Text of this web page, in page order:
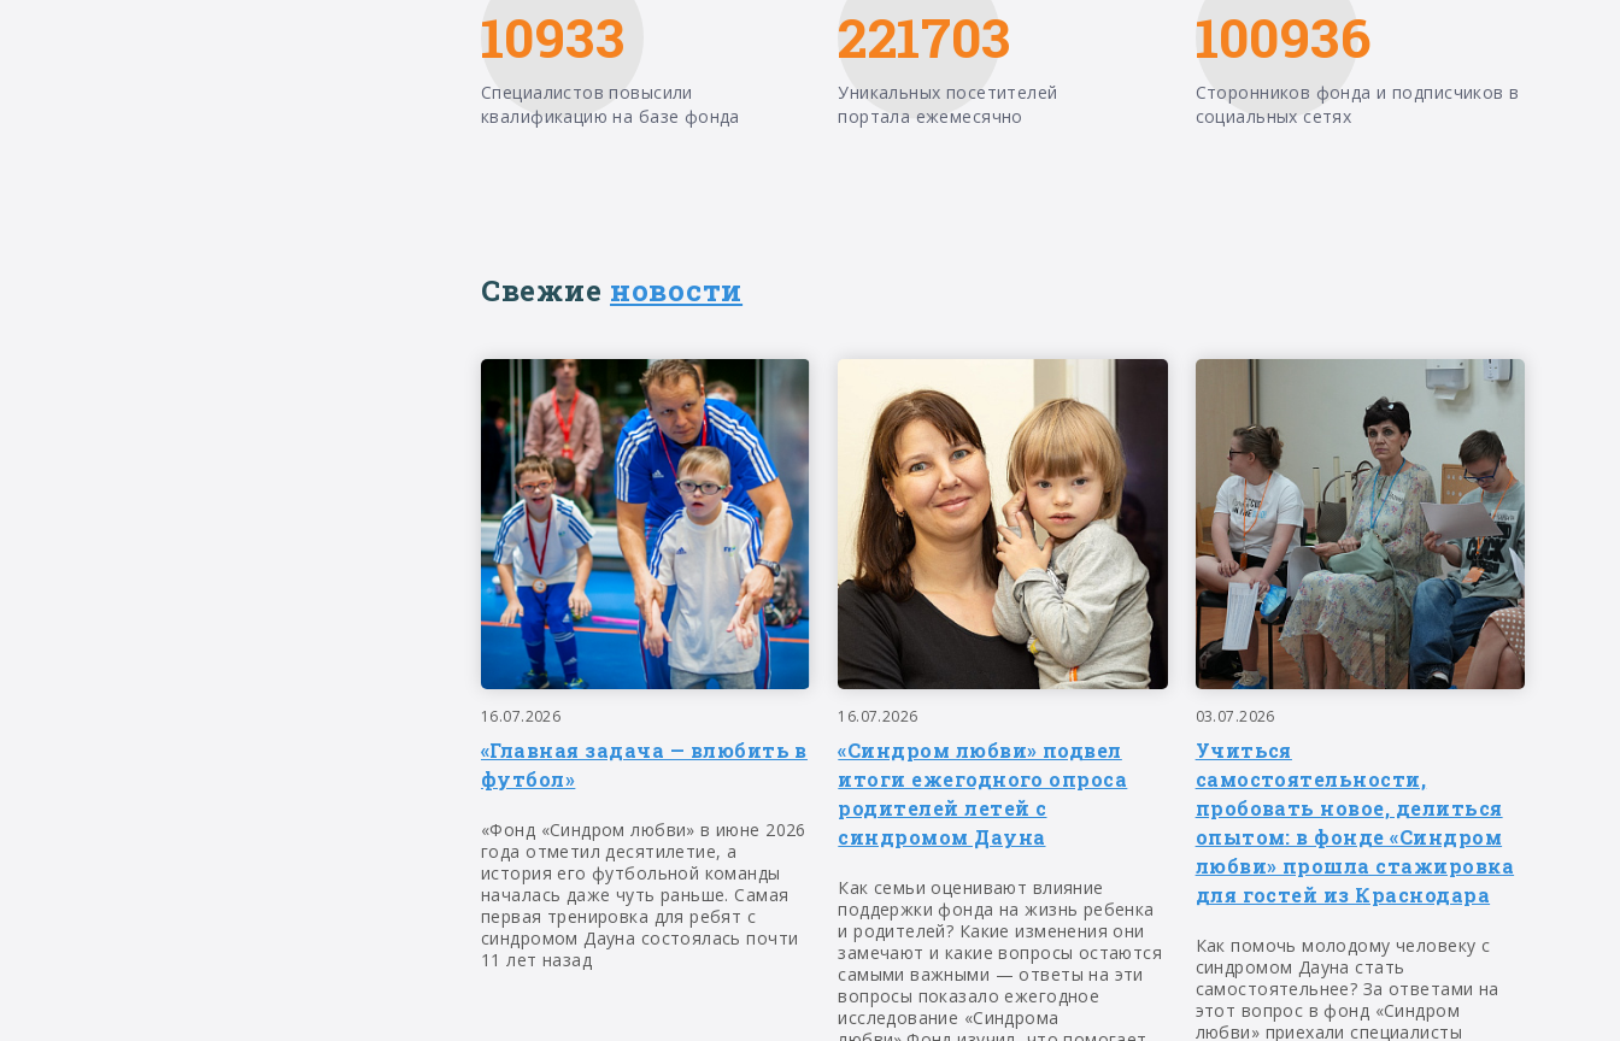
10933
Специалистов повысили
квалификацию на базе фонда
221703
Уникальных посетителей
портала ежемесячно
100936
Сторонников фонда и подписчиков в
социальных сетях
Свежие новости
16.07.2026
«Главная задача — влюбить в
футбол»
«Фонд «Синдром любви» в июне 2026
года отметил десятилетие, а
история его футбольной команды
началась даже чуть раньше. Самая
первая тренировка для ребят с
синдромом Дауна состоялась почти
11 лет назад
16.07.2026
«Синдром любви» подвел
итоги ежегодного опроса
родителей летей с
синдромом Дауна
Как семьи оценивают влияние
поддержки фонда на жизнь ребенка
и родителей? Какие изменения они
замечают и какие вопросы остаются
самыми важными — ответы на эти
вопросы показало ежегодное
исследование «Синдрома
03.07.2026
Учиться
самостоятельности,
пробовать новое, делиться
опытом: в фонде «Синдром
любви» прошла стажировка
для гостей из Краснодара
Как помочь молодому человеку с
синдромом Дауна стать
самостоятельнее? За ответами на
этот вопрос в фонд «Синдром
любви» приехали специалисты